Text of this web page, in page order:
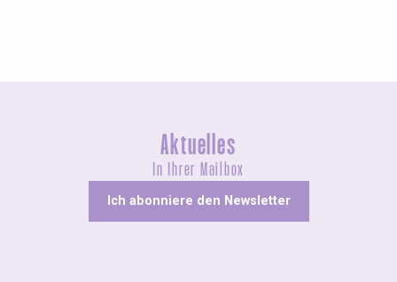
Aktuelles
In Ihrer Mailbox
Ich abonniere den Newsletter